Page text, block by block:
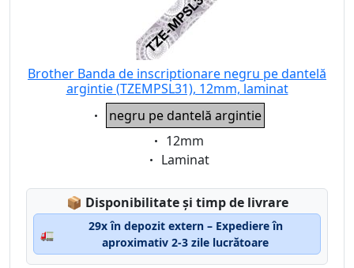
Brother Banda de inscriptionare negru pe dantelă
argintie (TZEMPSL31), 12mm, laminat
Eigenschaft:
negru pe dantelă argintie
Eigenschaft:
12mm
Eigenschaft:
Laminat
📦 Lagerstatus:
Disponibilitate și timp de livrare
🚛
29x în depozit extern – Expediere în
aproximativ 2-3 zile lucrătoare